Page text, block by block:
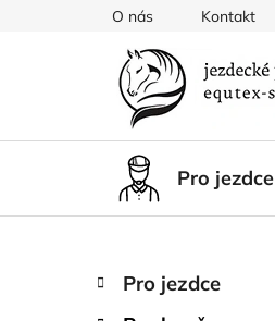
O nás Kontakt
Pro jezdce
PPřeskočit
kategorie
K
a
Pro jezdce